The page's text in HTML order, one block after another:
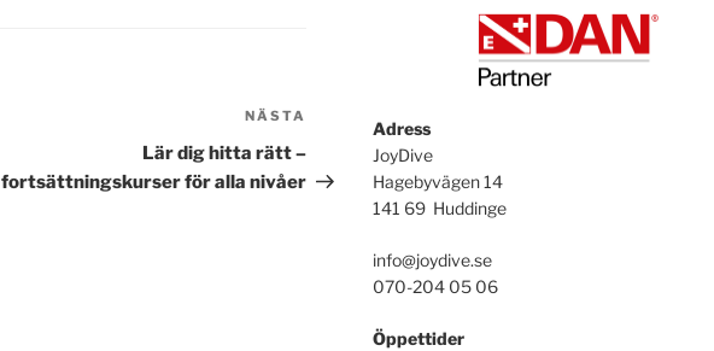
inlägg
NÄSTA
Lär dig hitta rätt –
fortsättningskurser för alla nivåer
Adress
JoyDive
Hagebyvägen 14
141 69 Huddinge
info@joydive.se
070-204 05 06
Öppettider